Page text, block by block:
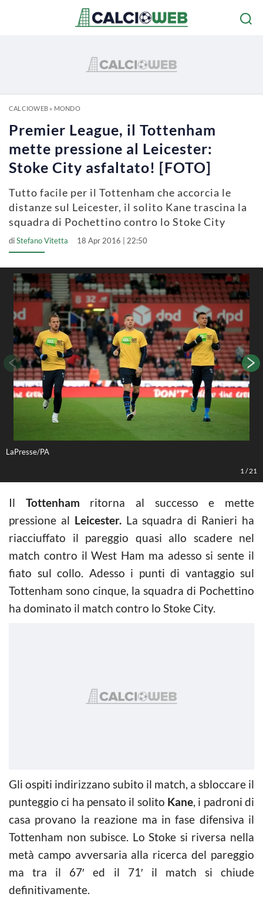
CALCIOWEB» MONDO
Premier League, il Tottenham
mette pressione al Leicester:
Stoke City asfaltato! [FOTO]
Tutto facile per il Tottenham che accorcia le
distanze sul Leicester, il solito Kane trascina la
squadra di Pochettino contro lo Stoke City
diStefano Vitetta 18 Apr 2016 | 22:50
LaPresse/PA
1 /21
Il Tottenham ritorna al successo e mette
pressione al Leicester. La squadra di Ranieri ha
riacciuffato il pareggio quasi allo scadere nel
match contro il West Ham ma adesso si sente il
fiato sul collo. Adesso i punti di vantaggio sul
Tottenham sono cinque, la squadra di Pochettino
ha dominato il match contro lo Stoke City.
Gli ospiti indirizzano subito il match, a sbloccare il
punteggio ci ha pensato il solito Kane, i padroni di
casa provano la reazione ma in fase difensiva il
Tottenham non subisce. Lo Stoke si riversa nella
metà campo avversaria alla ricerca del pareggio
ma tra il 67′ ed il 71′ il match si chiude
definitivamente.